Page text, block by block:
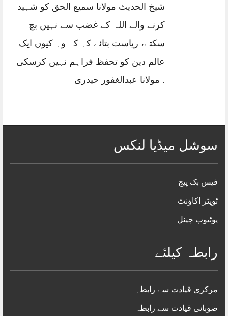
شیخ الحدیث مولانا سمیع الحق کو شہید
کرنے والے اللہ کے غضب سے نہیں بچ
سکتے، ریاست بتائے کہ کہ وہ کیوں ایک
عالم دین کو تحفظ فراہم نہیں کرسکی
. مولانا عبدالغفور حیدری
سوشل میڈیا لنکس
فیس بک پیج
ٹویٹر اکاؤنٹ
یوٹیوب چینل
رابطہ کیلئے
مرکزی قیادت سے رابطہ
صوبائی قیادت سے رابطہ